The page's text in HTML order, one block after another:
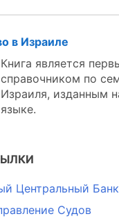
в Израиле
Книга является
справочником по
Израиля, изданным
языке.
Центральный
Судов